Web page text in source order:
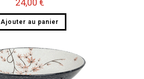
24,00 €
Ajouter au panier